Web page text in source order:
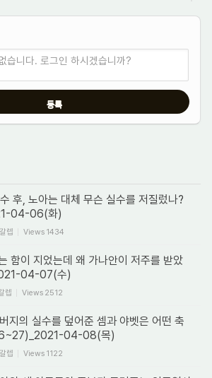
습니다. 로그인 하시겠습니까?
후, 노아는 대체 무슨 실수를 저질렀나?
04-06(화)
갈렙 Views 1434
함이 지었는데 왜 가나안이 저주를 받았
04-07(수)
렙 Views 2512
지의 실수를 덮어준 셈과 야벳은 어떤 축
04-08(목)
갈렙 Views 1122